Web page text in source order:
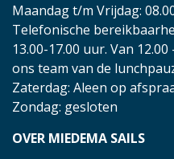
Maandag t/m Vrijdag:
Telefonische
13.00-17.00 uur. Van
ons team van de
Zaterdag: Aleen op
Zondag: gesloten
OVER MIEDEMA SAILS